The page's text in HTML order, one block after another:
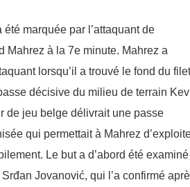
été marquée par l’attaquant de
Mahrez à la 7e minute. Mahrez a
lorsqu’il a trouvé le fond du
décisive du milieu de terrain
de jeu belge délivrait une passe
qui permettait à Mahrez
Le but a d’abord été examiné
Jovanović, qui l’a confirmé